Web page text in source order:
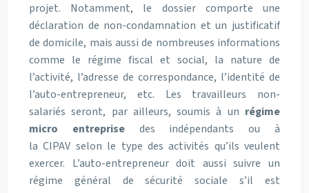
projet. Notamment, le dossier comporte une
déclaration de non-condamnation et un justificatif
de domicile, mais aussi de nombreuses informations
comme le régime fiscal et social, la nature de
l’activité, l’adresse de correspondance, l’identité de
l’auto-entrepreneur, etc. Les travailleurs non-
salariés seront, par ailleurs, soumis à un régime
micro entreprisedes indépendants ou à
la CIPAV selon le type des activités qu’ils veulent
exercer. L’auto-entrepreneur doit aussi suivre un
régime général de sécurité sociale s’il est